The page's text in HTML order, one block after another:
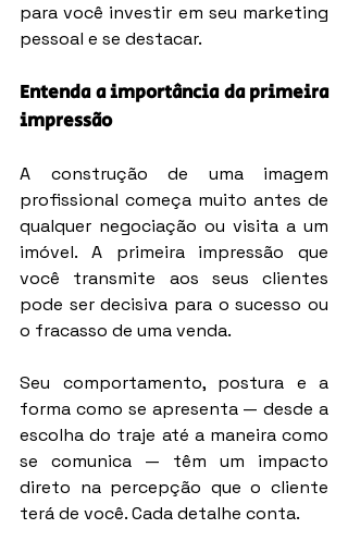
para você investir em seu marketing
pessoal e se destacar.
Entenda a importância da primeira
impressão
A construção de uma imagem
profissional começa muito antes de
qualquer negociação ou visita a um
imóvel. A primeira impressão que
você transmite aos seus clientes
pode ser decisiva para o sucesso ou
o fracasso de uma venda.
Seu comportamento, postura e a
forma como se apresenta — desde a
escolha do traje até a maneira como
se comunica — têm um impacto
direto na percepção que o cliente
terá de você. Cada detalhe conta.